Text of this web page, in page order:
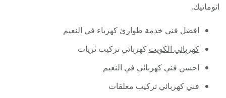
اتوماتيك,
افضل فني خدمة طوارئ كهرباء في النعيم
كهربائي الكويت كهربائي تركيب ثريات
احسن فني كهربائي في النعيم
فني كهربائي تركيب معلقات